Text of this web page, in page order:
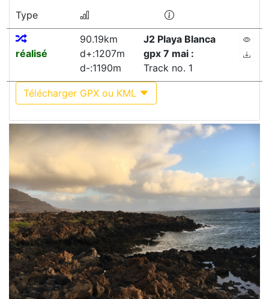
Type
réalisé
90.19km
d+:1207m
d-:1190m
J2 Playa Blanca
gpx 7 mai :
Track no. 1
Télécharger GPX ou KML